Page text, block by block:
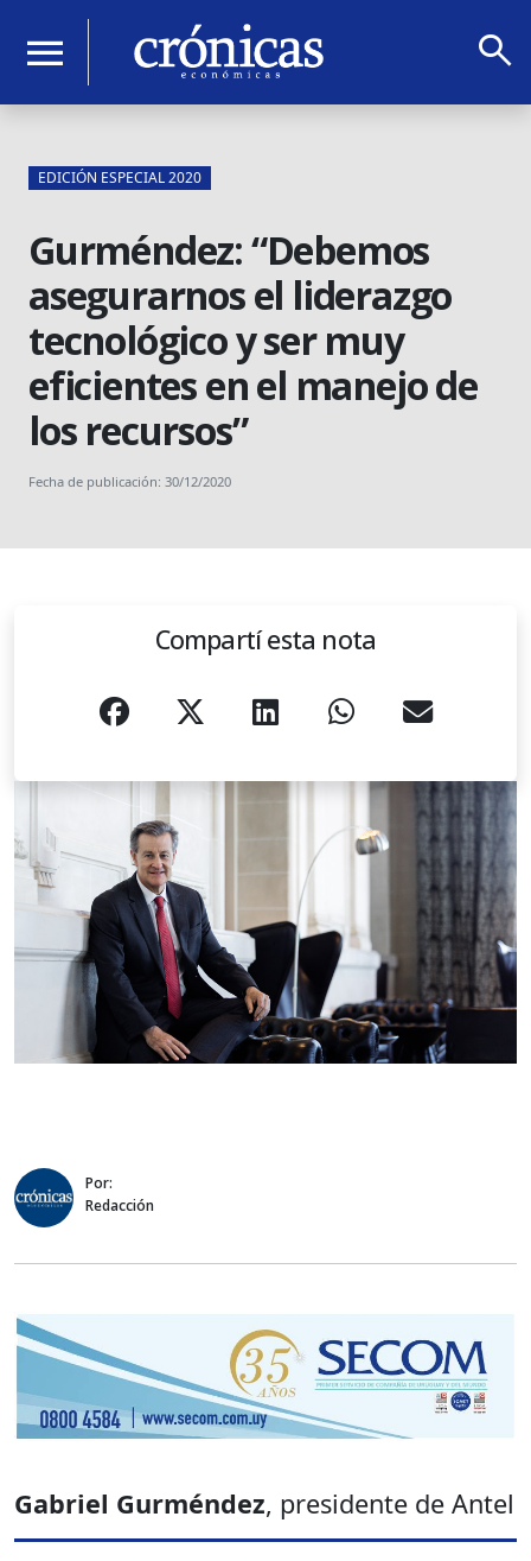
menu search
EDICIÓN ESPECIAL 2020
Gurméndez: “Debemos
asegurarnos el liderazgo
tecnológico y ser muy
eficientes en el manejo de
los recursos”
Fecha de publicación: 30/12/2020
Compartí esta nota
Por:
Redacción
Gabriel Gurméndez, presidente de Antel